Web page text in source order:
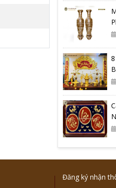
Đăng ký nhận